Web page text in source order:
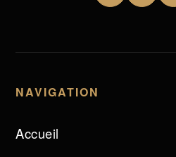
NAVIGATION
Accueil